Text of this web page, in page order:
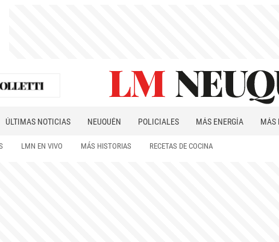
ÚLTIMAS NOTICIAS NEUQUÉN POLICIALES MÁS ENERGÍA MÁS
LMN EN VIVO MÁS HISTORIAS RECETAS DE COCINA